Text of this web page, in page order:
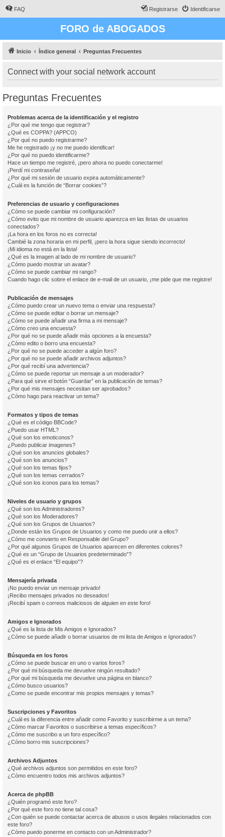
FAQ Identificarse
Registrarse
FORO de ABOGADOS
Inicio Índice general Preguntas Frecuentes
Connect with your social network account
Preguntas Frecuentes
Problemas acerca de la identificación y el registro
¿Por qué me tengo que registrar?
¿Qué es COPPA? (APPCO)
¿Por qué no puedo registrarme?
Me he registrado ¡y no me puedo identificar!
¿Por qué no puedo identificarme?
Hace un tiempo me registré, ¡pero ahora no puedo conectarme!
¡Perdí mi contraseña!
¿Por qué mi sesión de usuario expira automáticamente?
¿Cuál es la función de “Borrar cookies”?
Preferencias de usuario y configuraciones
¿Cómo se puede cambiar mi configuración?
¿Cómo evito que mi nombre de usuario aparezca en las listas de usuarios
conectados?
¡La hora en los foros no es correcta!
Cambié la zona horaria en mi perfil, ¡pero la hora sigue siendo incorrecto!
¡Mi idioma no está en la lista!
¿Qué es la imagen al lado de mi nombre de usuario?
¿Cómo puedo mostrar un avatar?
¿Cómo se puede cambiar mi rango?
Cuando hago clic sobre el enlace de e-mail de un usuario, ¡me pide que me registre!
Publicación de mensajes
¿Cómo puedo crear un nuevo tema o enviar una respuesta?
¿Cómo se puede editar o borrar un mensaje?
¿Cómo se puede añadir una firma a mi mensaje?
¿Cómo creo una encuesta?
¿Por qué no se puede añadir más opciones a la encuesta?
¿Cómo edito o borro una encuesta?
¿Por qué no se puede acceder a algún foro?
¿Por qué no se puede añadir archivos adjuntos?
¿Por qué recibí una advertencia?
¿Cómo se puede reportar un mensaje a un moderador?
¿Para qué sirve el botón “Guardar” en la publicación de temas?
¿Por qué mis mensajes necesitan ser aprobados?
¿Cómo hago para reactivar un tema?
Formatos y tipos de temas
¿Qué es el código BBCode?
¿Puedo usar HTML?
¿Qué son los emoticonos?
¿Puedo publicar imagenes?
¿Qué son los anuncios globales?
¿Qué son los anuncios?
¿Qué son los temas fijos?
¿Qué son los temas cerrados?
¿Qué son los iconos para los temas?
Niveles de usuario y grupos
¿Qué son los Administradores?
¿Qué son los Moderadores?
¿Qué son los Grupos de Usuarios?
¿Donde están los Grupos de Usuarios y como me puedo unir a ellos?
¿Cómo me convierto en Responsable del Grupo?
¿Por qué algunos Grupos de Usuarios aparecen en diferentes colores?
¿Qué es un “Grupo de Usuarios predeterminado”?
¿Qué es el enlace “El equipo”?
Mensajería privada
¡No puedo enviar un mensaje privado!
¡Recibo mensajes privados no deseados!
¡Recibí spam o correos maliciosos de alguien en este foro!
Amigos e Ignorados
¿Qué es la lista de Mis Amigos e Ignorados?
¿Cómo se puede añadir o borrar usuarios de mi lista de Amigos e Ignorados?
Búsqueda en los foros
¿Cómo se puede buscar en uno o varios foros?
¿Por qué mi búsqueda me devuelve ningún resultado?
¿Por qué mi búsqueda me devuelve una página en blanco?
¿Cómo busco usuarios?
¿Como se puede encontrar mis propios mensajes y temas?
Suscripciones y Favoritos
¿Cuál es la diferencia entre añadir como Favorito y suscribirme a un tema?
¿Cómo marcar Favoritos o suscribirse a temas específicos?
¿Cómo me suscribo a un foro específico?
¿Cómo borro mis suscripciones?
Archivos Adjuntos
¿Qué archivos adjuntos son permitidos en este foro?
¿Cómo encuentro todos mis archivos adjuntos?
Acerca de phpBB
¿Quién programó este foro?
¿Por qué este foro no tiene tal cosa?
¿Con quién se puede contactar acerca de abusos o usos ilegales relacionados con
este foro?
¿Cómo puedo ponerme en contacto con un Administrador?